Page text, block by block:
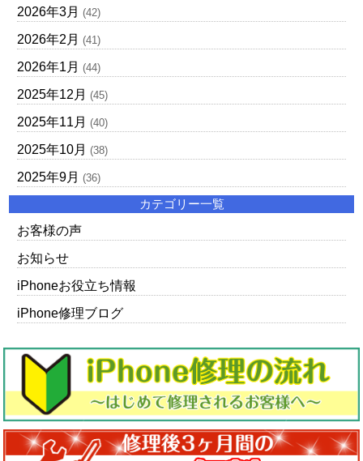
2026年3月 (42)
2026年2月 (41)
2026年1月 (44)
2025年12月 (45)
2025年11月 (40)
2025年10月 (38)
2025年9月 (36)
カテゴリー一覧
お客様の声
お知らせ
iPhoneお役立ち情報
iPhone修理ブログ